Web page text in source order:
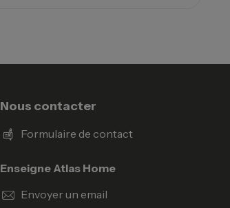
Nous contacter
Formulaire de contact
Enseigne Atlas Home
Envoyer un email